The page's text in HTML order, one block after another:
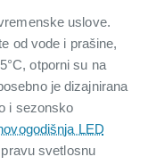
uslove.
od vode i prašine,
otporni su na
je dizajnirana
i sezonsko
LED
svetlosnu